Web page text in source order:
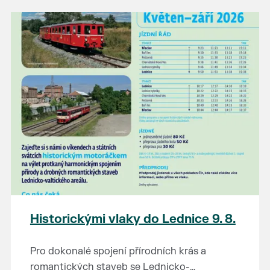
Prodejce prosíme tradičně o příchod 30
minut před začátkem, aby si vše na
prodejních místech stihli přichystat. Pokud
plánujete přijít a chcete rezervovat prodejní
místo, potvrďte prosím účast přes email
petr.vlasak@breclav.eu nebo zde v události,
ať víme, s kolika lidmi máme počítat. Počet
prodejních míst je omezen.
Těšíme se jako vždy!
Historickými vlaky do Lednice 9. 8.
Pro dokonalé spojení přírodních krás a
romantických staveb se Lednicko-